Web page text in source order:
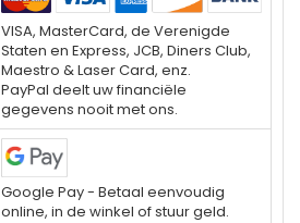
VISA, MasterCard, de Verenigde
Staten en Express, JCB, Diners Club,
Maestro & Laser Card, enz.
PayPal deelt uw financiële
gegevens nooit met ons.
Google Pay - Betaal eenvoudig
online, in de winkel of stuur geld.